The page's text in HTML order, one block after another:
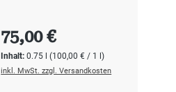
Inhalt:0.75 l(100,00 € / 1 l)
Regulärer Preis:
75,00 €
inkl. MwSt. zzgl. Versandkosten